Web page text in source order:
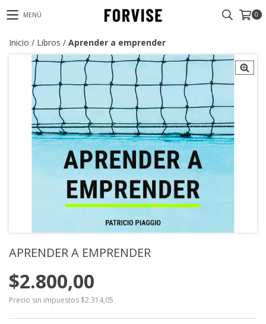
MENÚ 0
Inicio / Libros / Aprender a emprender
APRENDER A EMPRENDER
$2.800,00
Precio sin impuestos $2.314,05